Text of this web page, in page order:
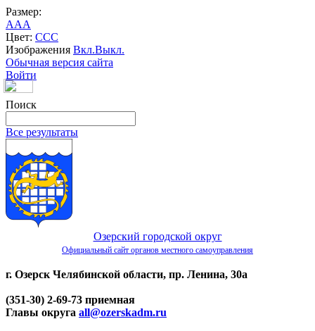
Размер:
AAA
Цвет: CCC
Изображения Вкл.Выкл.
Обычная версия сайта
Войти
Поиск
Все результаты
Озерский городской округ
Официальный сайт органов местного самоуправления
г. Озерск Челябинской области, пр. Ленина, 30а
(351-30) 2-69-73 приемная
Главы округа all@ozerskadm.ru